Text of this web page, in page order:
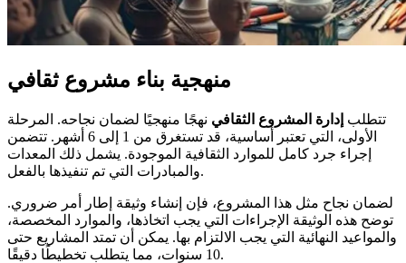
منهجية بناء مشروع ثقافي
تتطلب إدارة المشروع الثقافي نهجًا منهجيًا لضمان نجاحه. المرحلة
الأولى، التي تعتبر أساسية، قد تستغرق من 1 إلى 6 أشهر. تتضمن
إجراء جرد كامل للموارد الثقافية الموجودة. يشمل ذلك المعدات
والمبادرات التي تم تنفيذها بالفعل.
لضمان نجاح مثل هذا المشروع، فإن إنشاء وثيقة إطار أمر ضروري.
توضح هذه الوثيقة الإجراءات التي يجب اتخاذها، والموارد المخصصة،
والمواعيد النهائية التي يجب الالتزام بها. يمكن أن تمتد المشاريع حتى
10 سنوات، مما يتطلب تخطيطًا دقيقًا.